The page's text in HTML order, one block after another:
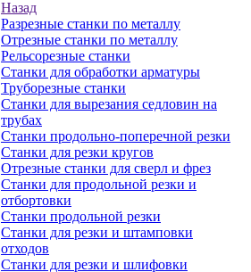
Назад
Разрезные станки по металлу
Отрезные станки по металлу
Рельсорезные станки
Станки для обработки арматуры
Труборезные станки
Станки для вырезания седловин на
трубаx
Станки продольно-поперечной резки
Станки для резки кругов
Отрезные станки для сверл и фрез
Станки для продольной резки и
отбортовки
Станки продольной резки
Станки для резки и штамповки
отходов
Станки для резки и шлифовки